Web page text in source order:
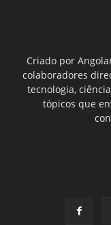
Criado por
colaboradores
tecnologia,
tópicos que